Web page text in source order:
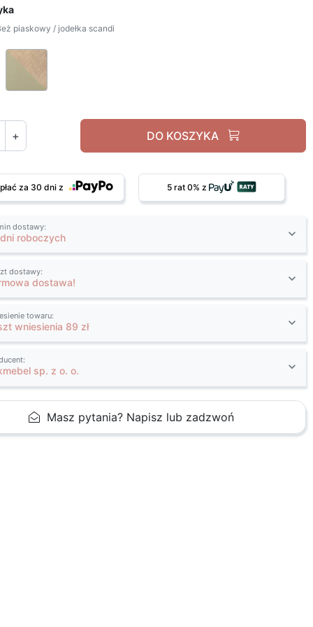
piaskowy / jodełka scandi
piaskowy / jodełka scandi
+ DO KOSZYKA
za 30 dni z 5 rat 0% z
dostawy:
roboczych
dostawy:
dostawa!
towaru:
wniesienia 89 zł
sp. z o. o.
Masz pytania? Napisz lub zadzwoń